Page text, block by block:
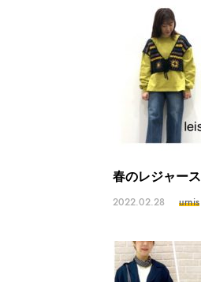
春のレジャー
2022.02.28 urnis